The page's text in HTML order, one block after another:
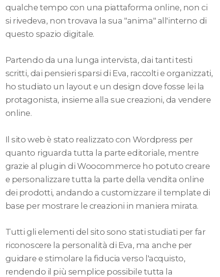
qualche tempo con una piattaforma online, non ci
si rivedeva, non trovava la sua "anima" all'interno di
questo spazio digitale.
Partendo da una lunga intervista, dai tanti testi
scritti, dai pensieri sparsi di Eva, raccolti e organizzati,
ho studiato un layout e un design dove fosse lei la
protagonista, insieme alla sue creazioni, da vendere
online.
Il sito web è stato realizzato con Wordpress per
quanto riguarda tutta la parte editoriale, mentre
grazie al plugin di Woocommerce ho potuto creare
e personalizzare tutta la parte della vendita online
dei prodotti, andando a customizzare il template di
base per mostrare le creazioni in maniera mirata.
Tutti gli elementi del sito sono stati studiati per far
riconoscere la personalità di Eva, ma anche per
guidare e stimolare la fiducia verso l'acquisto,
rendendo il più semplice possibile tutta la